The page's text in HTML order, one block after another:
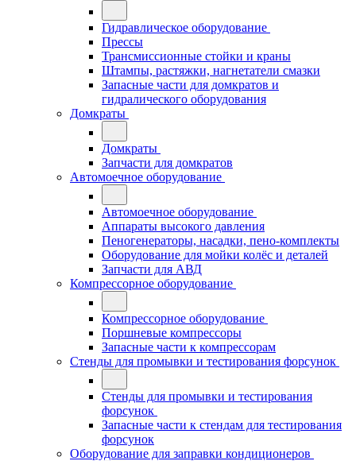
Гидравлическое оборудование
Прессы
Трансмиссионные стойки и краны
Штампы, растяжки, нагнетатели смазки
Запасные части для домкратов и
гидралического оборудования
Домкраты
Домкраты
Запчасти для домкратов
Автомоечное оборудование
Автомоечное оборудование
Аппараты высокого давления
Пеногенераторы, насадки, пено-комплекты
Оборудование для мойки колёс и деталей
Запчасти для АВД
Компрессорное оборудование
Компрессорное оборудование
Поршневые компрессоры
Запасные части к компрессорам
Стенды для промывки и тестирования форсунок
Стенды для промывки и тестирования
форсунок
Запасные части к стендам для тестирования
форсунок
Оборудование для заправки кондиционеров